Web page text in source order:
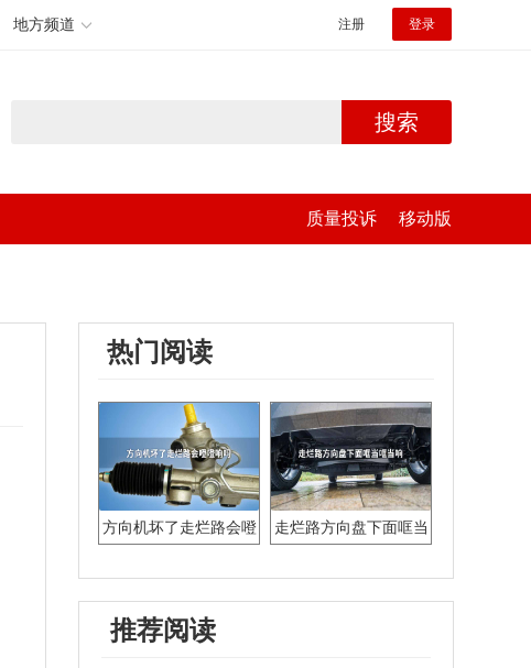
地方频道 注册 登录
搜索
质量投诉 移动版
热门阅读
方向机坏了走烂路会噔
走烂路方向盘下面哐当
推荐阅读